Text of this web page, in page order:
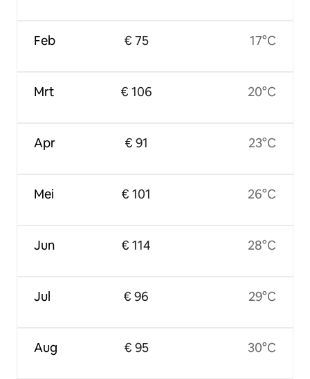
Feb
Mrt
Apr
Mei
Jun
Jul
Aug
€ 75
€ 106
€ 91
€ 101
€ 114
€ 96
€ 95
17°C
20°C
23°C
26°C
28°C
29°C
30°C